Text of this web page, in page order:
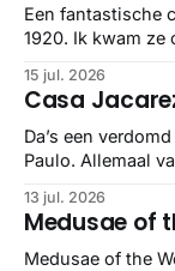
Een fantastische
1920. Ik kwam ze
gebundeld in een:
stuk netter
minstens
15 jul. 2026
Casa
Da’s een
Paulo. Allemaal
13 jul. 2026
Medusae of
Medusae of the